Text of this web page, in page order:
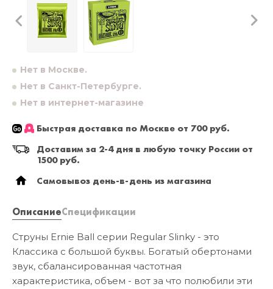
Нет в Москве.
Нет в Санкт-Петербурге.
Нет в интернет-магазине
Быстрая доставка по Москве от 700 руб.
Доставим за 2-4 дня в любую точку России от
1500 руб.
Самовывоз день-в-день из магазина
ОписаниеСпецификации
Струны Ernie Ball серии Regular Slinky - это
Классика с большой буквы. Богатый обертонами
звук, сбалансированная частотная
характеристика, объем - вот за что полюбили эти